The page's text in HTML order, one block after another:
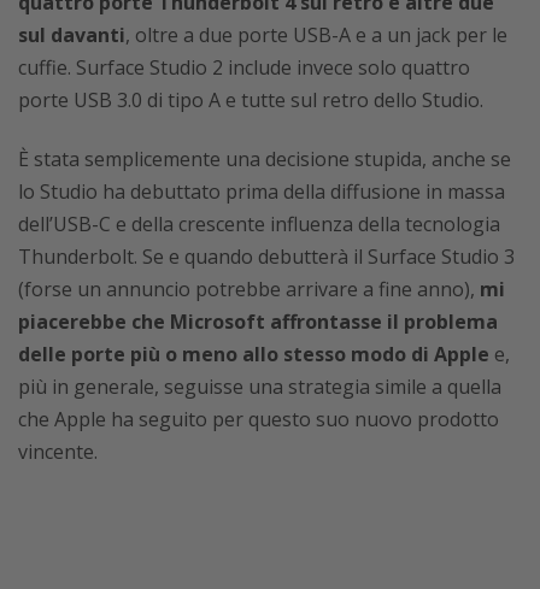
sul davanti, oltre a due porte USB-A e a un jack per le
cuffie. Surface Studio 2 include invece solo quattro
porte USB 3.0 di tipo A e tutte sul retro dello Studio.
È stata semplicemente una decisione stupida, anche se
lo Studio ha debuttato prima della diffusione in massa
dell’USB-C e della crescente influenza della tecnologia
Thunderbolt. Se e quando debutterà il Surface Studio 3
(forse un annuncio potrebbe arrivare a fine anno), mi
piacerebbe che Microsoft affrontasse il problema
delle porte più o meno allo stesso modo di Apple e,
più in generale, seguisse una strategia simile a quella
che Apple ha seguito per questo suo nuovo prodotto
vincente.